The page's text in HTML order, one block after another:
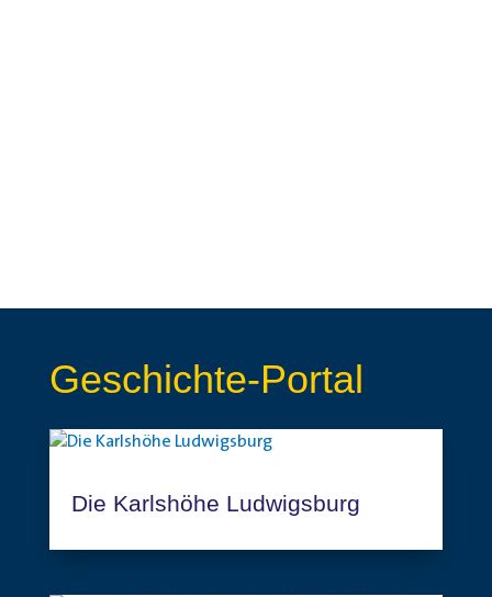
Geschichte-Portal
Die Karlshöhe Ludwigsburg